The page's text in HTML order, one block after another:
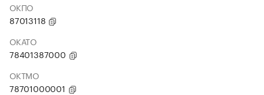
ОКПО
87013118
ОКАТО
78401387000
ОКТМО
78701000001